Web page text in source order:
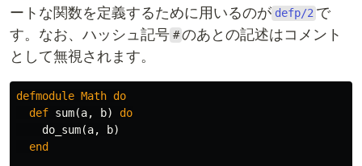
ートな関数を定義するために用いるのが defp/2 で
す。なお、ハッシュ記号 # のあとの記述はコメント
として無視されます。
defmodule Math do
def sum(a, b)
do
do_sum(a, b)
end